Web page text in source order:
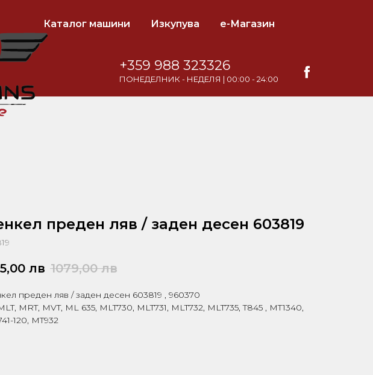
Каталог машини Изкупува е-Магазин
+359 988 323326
ПОНЕДЕЛНИК - НЕДЕЛЯ | 00:00 - 24:00
преден ляв / заден десен 603819
лв 1079,00 лв
преден ляв / заден десен 603819 , 960370
MRT, MVT, ML 635, MLT730, MLT731, MLT732, MLT735, T845 , MT1340,
120, MT932